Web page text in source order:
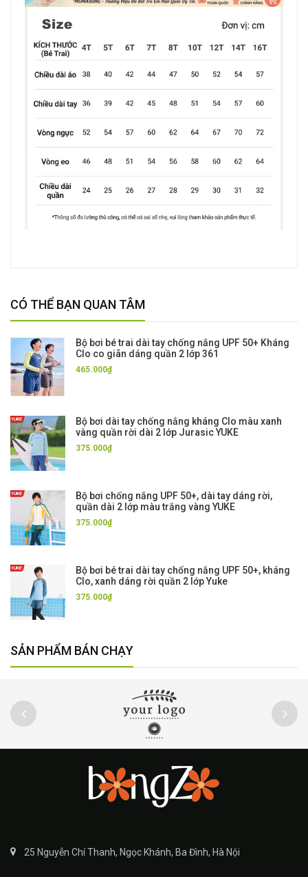
CÓ THỂ BẠN QUAN TÂM
Bộ bơi bé trai dài tay chống nắng UPF 50+ Kháng
Clo co giãn dáng quần 2 lớp 361
465.000₫
Bộ bơi dài tay chống nắng kháng Clo màu xanh
vàng quần rời dài 2 lớp Jurasic YUKE
375.000₫
Bộ bơi chống nắng UPF 50+, dài tay dáng rời,
quần dài 2 lớp màu trắng vàng YUKE
375.000₫
Bộ bơi bé trai dài tay chống nắng UPF 50+, kháng
Clo, xanh dáng rời quần 2 lớp Yuke
375.000₫
SẢN PHẨM BÁN CHẠY
25 Nguyễn Chí Thanh, Ngọc Khánh, Ba Đình, Hà Nội